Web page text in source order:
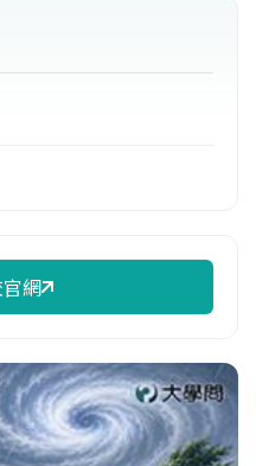
4月教育部通過任
並同意於同年開始
為馬偕醫學大學。
網